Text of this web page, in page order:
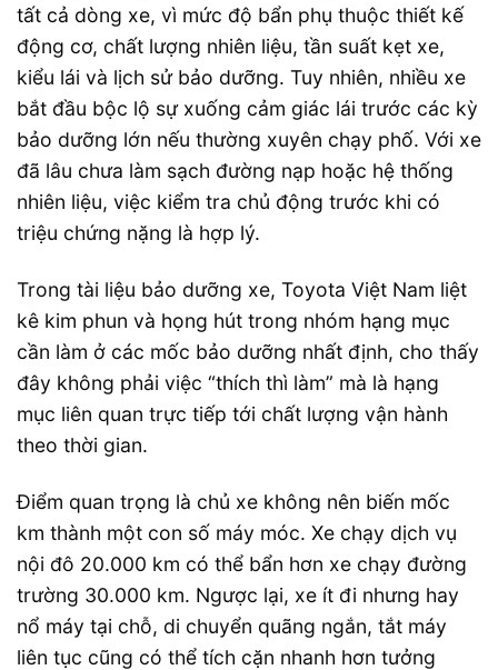
tất cả dòng xe, vì mức độ bẩn phụ thuộc thiết kế
động cơ, chất lượng nhiên liệu, tần suất kẹt xe,
kiểu lái và lịch sử bảo dưỡng. Tuy nhiên, nhiều xe
bắt đầu bộc lộ sự xuống cảm giác lái trước các kỳ
bảo dưỡng lớn nếu thường xuyên chạy phố. Với xe
đã lâu chưa làm sạch đường nạp hoặc hệ thống
nhiên liệu, việc kiểm tra chủ động trước khi có
triệu chứng nặng là hợp lý.
Trong tài liệu bảo dưỡng xe, Toyota Việt Nam liệt
kê kim phun và họng hút trong nhóm hạng mục
cần làm ở các mốc bảo dưỡng nhất định, cho thấy
đây không phải việc “thích thì làm” mà là hạng
mục liên quan trực tiếp tới chất lượng vận hành
theo thời gian.
Điểm quan trọng là chủ xe không nên biến mốc
km thành một con số máy móc. Xe chạy dịch vụ
nội đô 20.000 km có thể bẩn hơn xe chạy đường
trường 30.000 km. Ngược lại, xe ít đi nhưng hay
nổ máy tại chỗ, di chuyển quãng ngắn, tắt máy
liên tục cũng có thể tích cặn nhanh hơn tưởng